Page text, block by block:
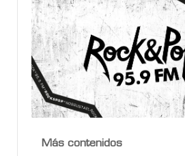
Más contenidos